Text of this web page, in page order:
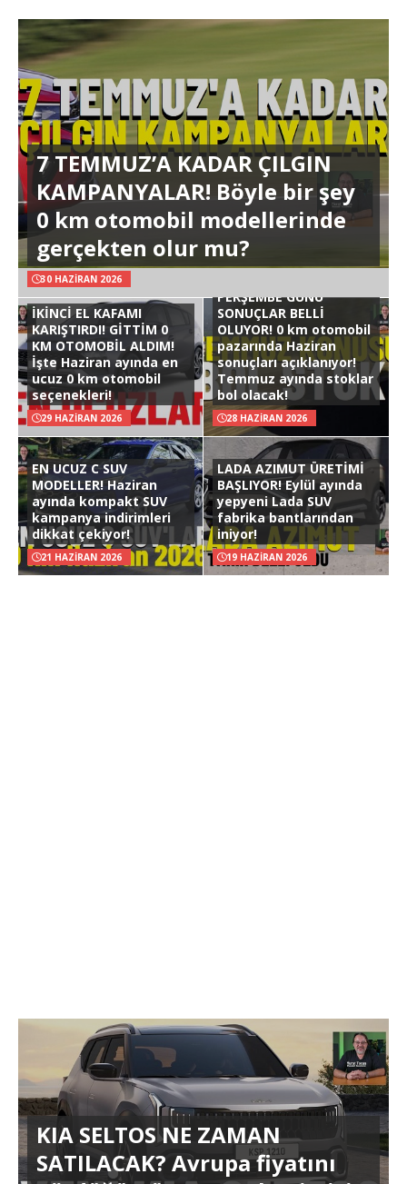
7 TEMMUZ’A KADAR ÇILGIN
KAMPANYALAR! Böyle bir şey
0 km otomobil modellerinde
gerçekten olur mu?
30 HAZIRAN 2026
İKİNCİ EL KAFAMI
KARIŞTIRDI! GİTTİM 0
KM OTOMOBİL ALDIM!
İşte Haziran ayında en
ucuz 0 km otomobil
seçenekleri!
29 HAZIRAN 2026
PERŞEMBE GÜNÜ
SONUÇLAR BELLİ
OLUYOR! 0 km otomobil
pazarında Haziran
sonuçları açıklanıyor!
Temmuz ayında stoklar
bol olacak!
28 HAZIRAN 2026
EN UCUZ C SUV
MODELLER! Haziran
ayında kompakt SUV
kampanya indirimleri
dikkat çekiyor!
21 HAZIRAN 2026
LADA AZIMUT ÜRETİMİ
BAŞLIYOR! Eylül ayında
yepyeni Lada SUV
fabrika bantlarından
iniyor!
19 HAZIRAN 2026
KIA SELTOS NE ZAMAN
SATILACAK? Avrupa fiyatını